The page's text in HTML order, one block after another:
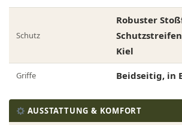
Schutz
Robuster
Kiel
Griffe Beidseitig, in
AUSSTATTUNG & KOMFORT